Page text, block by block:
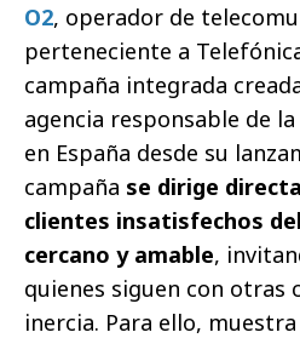
O2, operador de
perteneciente a
campaña integrada
agencia responsable de
en España desde su
campaña se dirige
clientes insatisfechos
cercano y amable,
quienes siguen con otras
inercia. Para ello,